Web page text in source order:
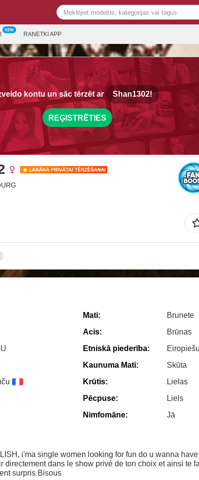
RANETKI APP
kontu un sāc tērzēt ar Shan1302!
REĢISTRĒTIES
Mati:
Brunete
Acis:
Brūnas
Etniskā piederība:
Kaunuma Mati:
Skūta
Krūtis:
Lielas
Pēcpuse:
Liels
Nimfomāne:
Jā
i'ma single women looking for fun do u wanna
directement dans le show privé de ton choix et ainsi te
surpris Bisous